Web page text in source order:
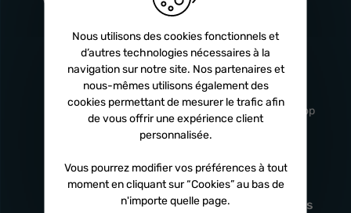
Livraison
rapide
Sous 24h à 48h
Service client
professionnel
De 8h à 17h Non-stop
Satisfait
remboursé
Paiement en
x3 fois
Nous utilisons des cookies fonctionnels et
d’autres technologies nécessaires à la
navigation sur notre site. Nos partenaires et
nous-mêmes utilisons également des
cookies permettant de mesurer le trafic afin
de vous offrir une expérience client
personnalisée.
Vous pourrez modifier vos préférences à tout
moment en cliquant sur “Cookies” au bas de
n'importe quelle page.